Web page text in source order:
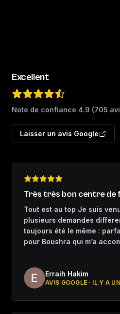
Excellent
Note de confiance 4.9 (705
Laisser un avis Google
Très très bon centre de
Tout est au top Je suis
plusieurs demandes
toujours été le même : parfait Mention
pour Boushra qui m’a
Erraih Hakim
AVIS GOOGLE · IL Y A